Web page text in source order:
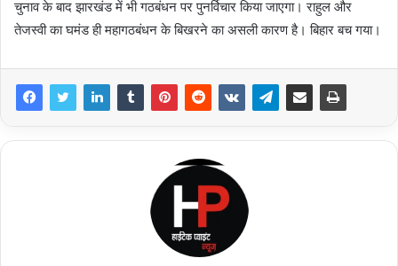
चुनाव के बाद झारखंड में भी गठबंधन पर पुनर्विचार किया जाएगा। राहुल और
तेजस्वी का घमंड ही महागठबंधन के बिखरने का असली कारण है। बिहार बच गया।